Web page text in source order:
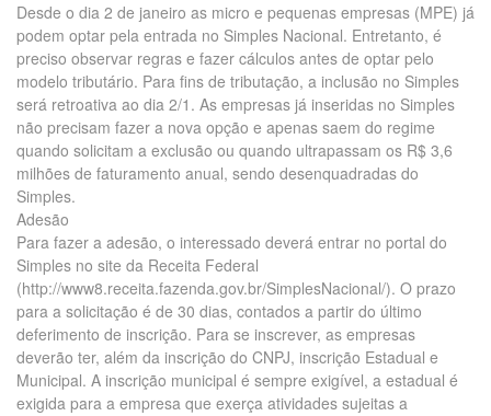
Desde o dia 2 de janeiro as micro e pequenas empresas (MPE) já
podem optar pela entrada no Simples Nacional. Entretanto, é
preciso observar regras e fazer cálculos antes de optar pelo
modelo tributário. Para fins de tributação, a inclusão no Simples
será retroativa ao dia 2/1. As empresas já inseridas no Simples
não precisam fazer a nova opção e apenas saem do regime
quando solicitam a exclusão ou quando ultrapassam os R$ 3,6
milhões de faturamento anual, sendo desenquadradas do
Simples.
Adesão
Para fazer a adesão, o interessado deverá entrar no portal do
Simples no site da Receita Federal
(http://www8.receita.fazenda.gov.br/SimplesNacional/). O prazo
para a solicitação é de 30 dias, contados a partir do último
deferimento de inscrição. Para se inscrever, as empresas
deverão ter, além da inscrição do CNPJ, inscrição Estadual e
Municipal. A inscrição municipal é sempre exigível, a estadual é
exigida para a empresa que exerça atividades sujeitas a